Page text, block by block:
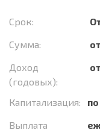
Срок:
Сумма:
Доход
(годовых):
Капитализация:
Выплата